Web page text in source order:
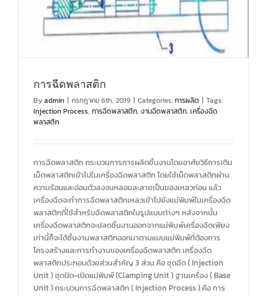
การฉีดพลาสติก
Byadmin กรกฎาคม 6th, 2019 Categories:การผลิต
Tags:
Injection Process, การฉีดพลาสติก, งานฉีดพลาสติก, เครื่องฉีด
พลาสติก
การฉีดพลาสติก กระบวนการการผลิตชิ้นงานโดยอาศัยวิธีการเติม
เม็ดพลาสติกเข้าไปในเครื่องฉีดพลาสติก โดยใช้เม็ดพลาสติกผ่าน
ความร้อนและอ่อนตัวลงจนหลอมละลายเป็นของเหลวก่อน แล้ว
เครื่องฉีดจะทำการฉีดพลาสติกเหลวเข้าไปยังแม่พิมพ์ในเครื่องฉีด
พลาสติกที่ใช้สำหรับฉีดพลาสติกในรูปแบบต่างๆ หลังจากนั้น
เครื่องฉีดพลาสติกจะปลดชิ้นงานออกจากแม่พิมพ์เครื่องฉีดเพียง
เท่านี้ก็จะได้ชิ้นงานพลาสติกออกมาตามแบบแม่พิมพ์ที่ต้องการ
โครงสร้างและการทำงานของเครื่องฉีดพลาสติก เครื่องฉีด
พลาสติกประกอบด้วยส่วนสำคัญ 3 ส่วน คือ ชุดฉีด ( Injection
Unit ) ชุดปิด-เปิดแม่พิมพ์ (Clamping Unit ) ฐานเครื่อง ( Base
Unit ) กระบวนการฉีดพลาสติก ( Injection Process ) คือ การ